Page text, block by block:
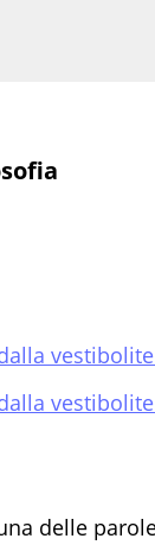
vestibolite
delle